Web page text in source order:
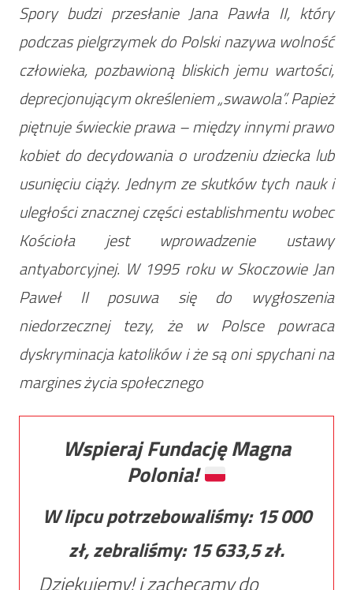
Spory budzi przesłanie Jana Pawła II, który
podczas pielgrzymek do Polski nazywa wolność
człowieka, pozbawioną bliskich jemu wartości,
deprecjonującym określeniem „swawola”. Papież
piętnuje świeckie prawa – między innymi prawo
kobiet do decydowania o urodzeniu dziecka lub
usunięciu ciąży. Jednym ze skutków tych nauk i
uległości znacznej części establishmentu wobec
Kościoła jest wprowadzenie ustawy
antyaborcyjnej. W 1995 roku w Skoczowie Jan
Paweł II posuwa się do wygłoszenia
niedorzecznej tezy, że w Polsce powraca
dyskryminacja katolików i że są oni spychani na
margines życia społecznego
Wspieraj Fundację Magna
Polonia!
W lipcu potrzebowaliśmy: 15 000
zł, zebraliśmy: 15 633,5zł.
Dziękujemy! i zachęcamy do